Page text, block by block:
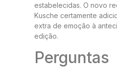
estabelecidas. O novo
Kusche certamente
extra de emoção à
edição.
Perguntas